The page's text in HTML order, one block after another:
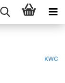
KWC